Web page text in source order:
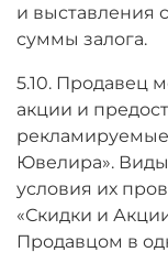
и выставления
суммы залога.
5.10. Продавец
акции и
Ювелира». Виды
условия их
«Скидки и
Продавцом в